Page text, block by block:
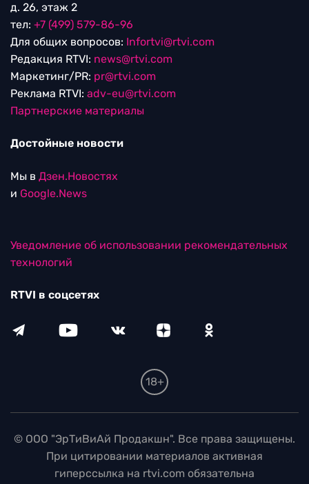
д. 26, этаж 2
тел: +7 (499) 579-86-96
Для общих вопросов: Infortvi@rtvi.com
Редакция RTVI: news@rtvi.com
Маркетинг/PR: pr@rtvi.com
Реклама RTVI: adv-eu@rtvi.com
Партнерские материалы
Достойные новости
Мы в Дзен.Новостях
и Google.News
Уведомление об использовании рекомендательных
технологий
RTVI в соцсетях
18+
© ООО "ЭрТиВиАй Продакшн". Все права защищены.
При цитировании материалов активная
гиперссылка на rtvi.com обязательна